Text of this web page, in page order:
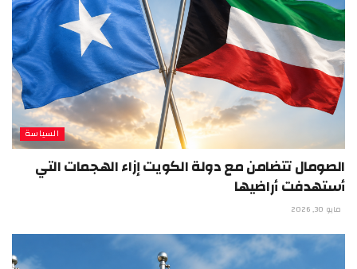
السياسة
الصومال تتضامن مع دولة الكويت إزاء الهجمات التي
أستهدفت أراضيها
مايو 30, 2026